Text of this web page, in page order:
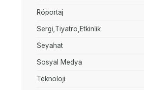
Röportaj
Sergi,Tiyatro,Etkinlik
Seyahat
Sosyal Medya
Teknoloji